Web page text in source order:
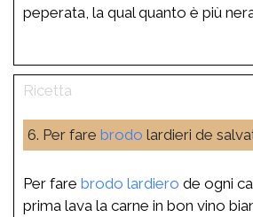
peperata, la qual quanto è più
6. Per fare brodo lardieri de
Per fare brodo lardiero de ogni
prima lava la carne in bon vino